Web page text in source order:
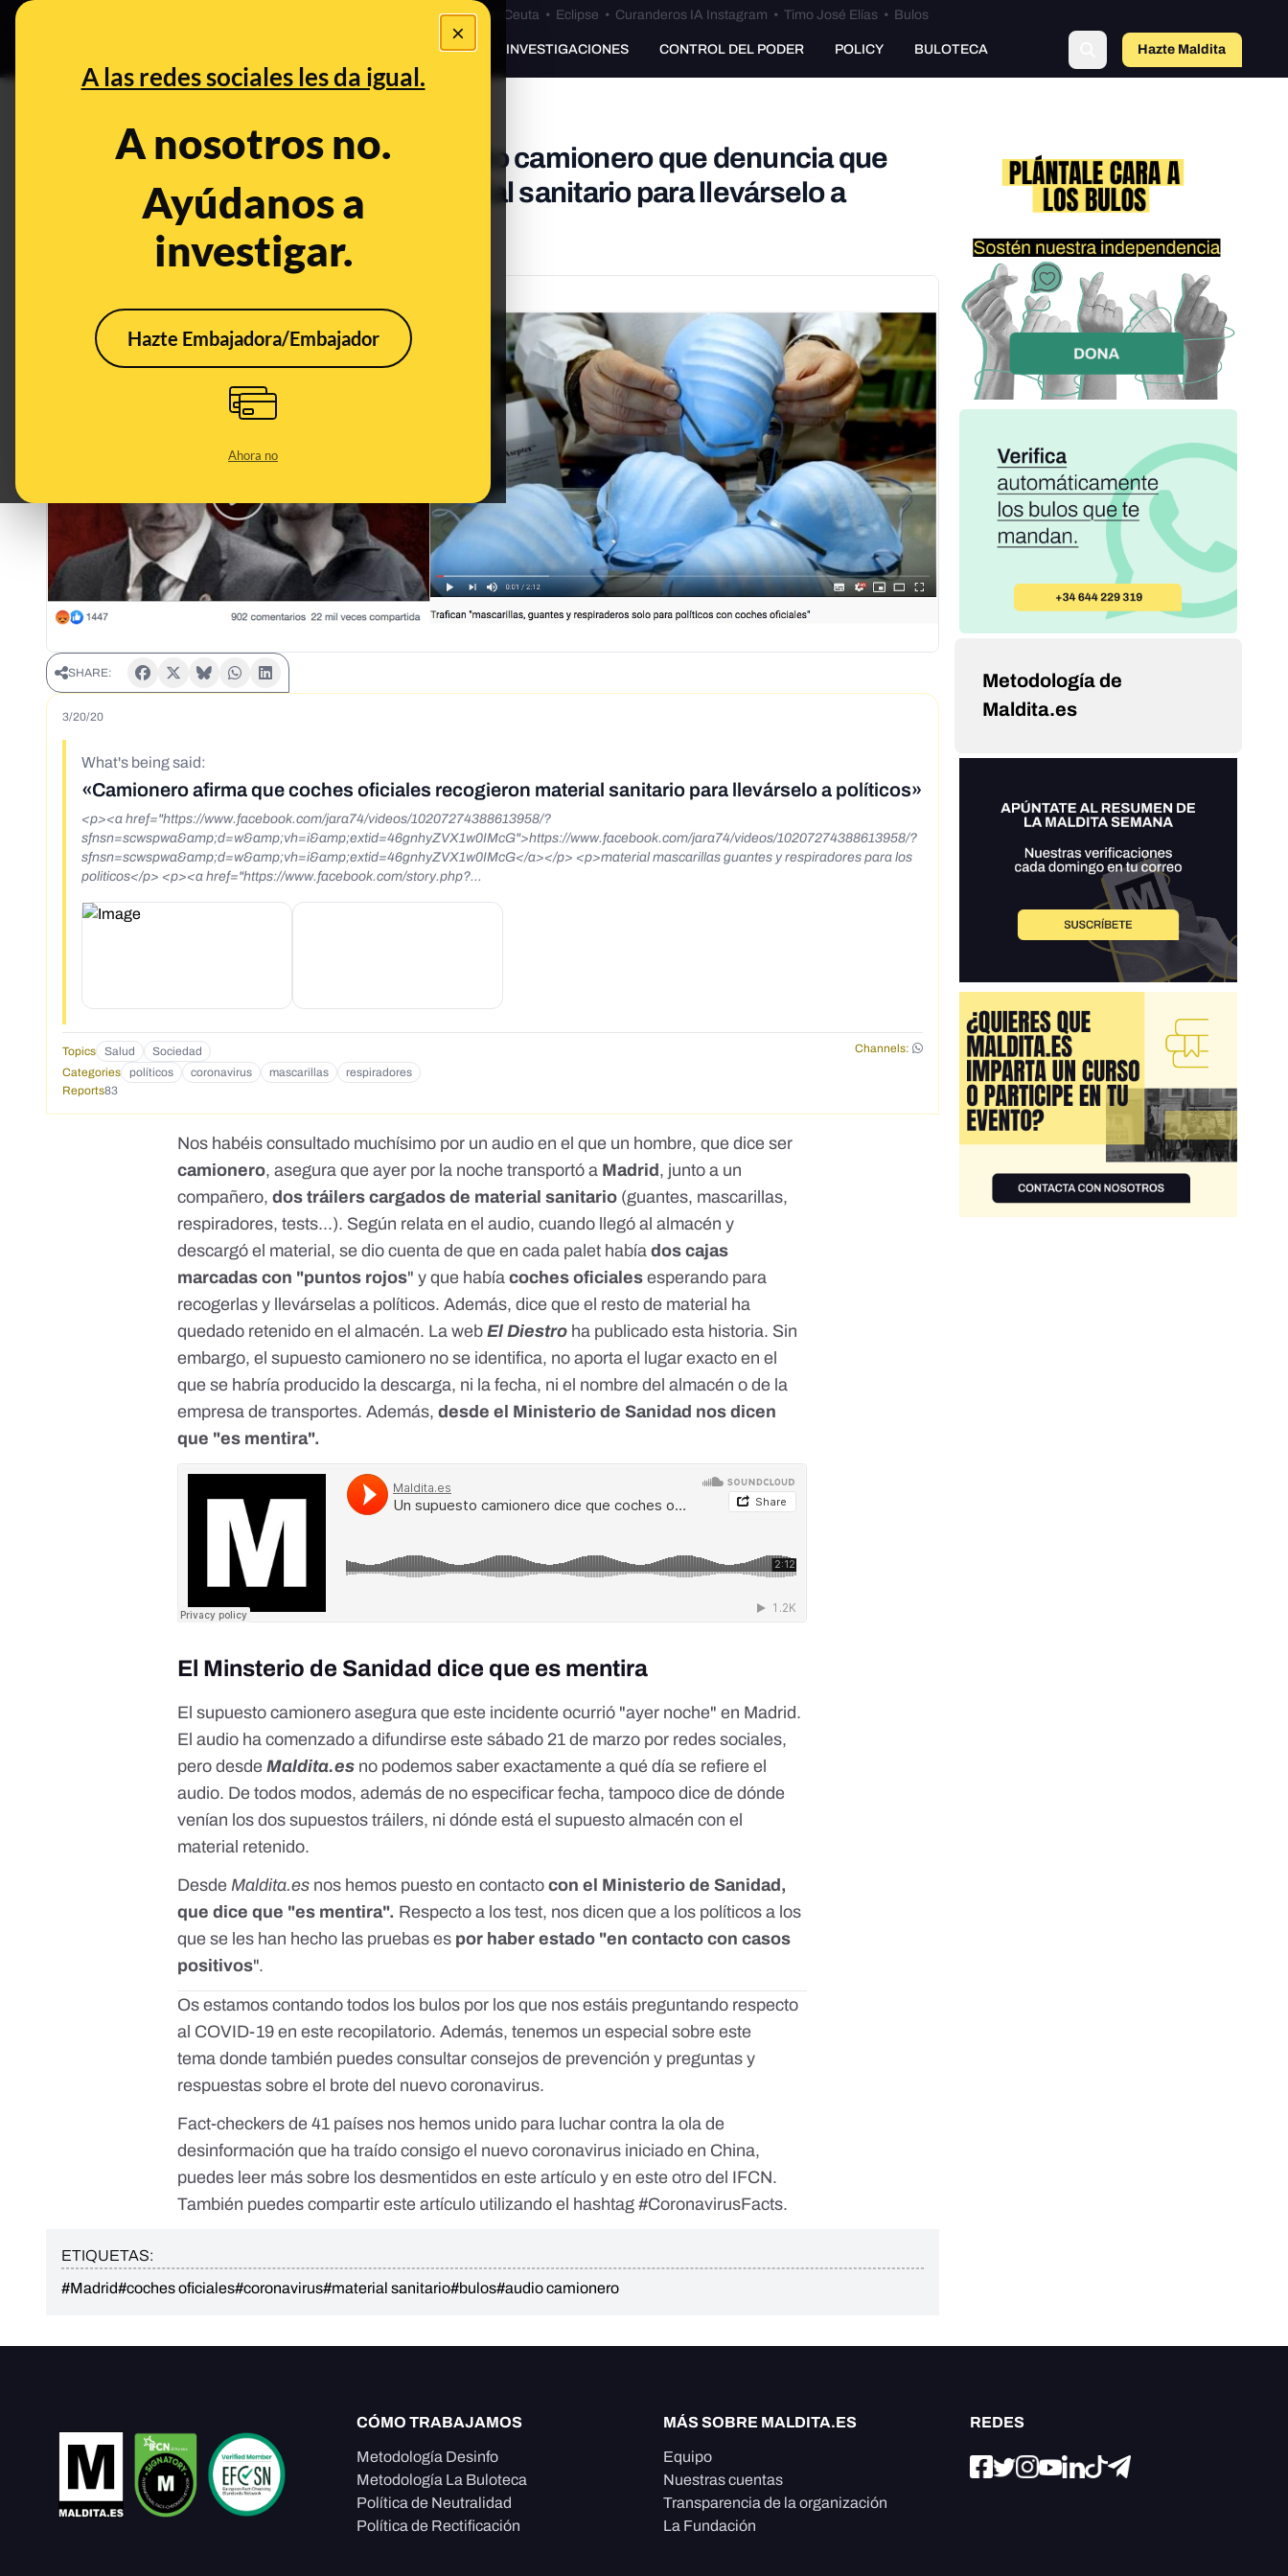
×
A las redes sociales les da igual.
A nosotros no.
Ayúdanos a
investigar.
Hazte Embajadora/Embajador
Ahora no
Especial Ceuta•Bulos Ceuta • Eclipse • Curanderos IA Instagram • Timo José Elías • Bulos
PREBUNKING INVESTIGACIONES CONTROL DEL PODER POLICY BULOTECA Hazte Maldita
El audio sin pruebas de un supuesto camionero que denuncia que
coches oficiales recogieron material sanitario para llevárselo a
políticos
Mar 24, 2020, 6:41:00 AM
SHARE:
3/20/20
What's being said:
«Camionero afirma que coches oficiales recogieron material sanitario para llevárselo a políticos»
<p><a href="https://www.facebook.com/jara74/videos/10207274388613958/?
sfnsn=scwspwa&amp;d=w&amp;vh=i&amp;extid=46gnhyZVX1w0IMcG">https://www.facebook.com/jara74/videos/10207274388613958/?
sfnsn=scwspwa&amp;d=w&amp;vh=i&amp;extid=46gnhyZVX1w0IMcG</a></p> <p>material mascarillas guantes y respiradores para los
politicos</p> <p><a href="https://www.facebook.com/story.php?
m/story.php?story_fbid=10207274389213973&amp;id=1711913523&amp;scmts=scwspsdd&amp;extid=c9T5s6jZuCgFnRXU</a></p>
900PxHgTfNZ2_R68">https://www.youtube.com/watch?v=Az0cYEYQjuo&amp;fbclid=IwAR2jLUkQk2ubRp-
KiS7MsbUgfRQCQPTCwytyKSd64Y-900PxHgTfNZ2_R68</a></p> <p>Se trata de un audio de whatsapp al que le han puesto
im&aacute;genes para subirlo a facebook, es un camionero que habla de que parte del material sanitario que tra&iacute;a a Madrid se
Topics Salud Sociedad
Channels:
Categories
políticos coronavirus mascarillas
respiradores
Reports83
Nos habéis consultado muchísimo por un audio en el que un hombre, que dice ser
camionero, asegura que ayer por la noche transportó a Madrid , junto a un
compañero,dos tráilers cargados de material sanitario (guantes, mascarillas,
respiradores, tests...). Según relata en el audio, cuando llegó al almacén y
descargó el material, se dio cuenta de que en cada palet habíados cajas
marcadas con "puntos rojos" y que habíacoches oficiales esperando para
recogerlas y llevárselas a políticos. Además, dice que el resto de material ha
quedado retenido en el almacén. La webEl Diestro ha publicado esta historia. Sin
embargo, el supuesto camionero no se identifica, no aporta el lugar exacto en el
que se habría producido la descarga, ni la fecha, ni el nombre del almacén o de la
empresa de transportes. Además,desde el Ministerio de Sanidad nos dicen
que "es mentira".
El Minsterio de Sanidad dice que es mentira
El supuesto camionero asegura que este incidente ocurrió "ayer noche" en Madrid.
El audio ha comenzado a difundirse este sábado 21 de marzo por redes sociales,
pero desdeMaldita.es no podemos saber exactamente a qué día se refiere el
audio. De todos modos, además de no especificar fecha, tampoco dice de dónde
venían los dos supuestos tráilers, ni dónde está el supuesto almacén con el
material retenido.
DesdeMaldita.es nos hemos puesto en contacto con el Ministerio de Sanidad,
que dice que "es mentira". Respecto a los test, nos dicen que a los políticos a los
que se les han hecho las pruebas es por haber estado "en contacto con casos
positivos".
Os estamos contando todos los bulos por los que nos estáis preguntando respecto
al COVID-19 eneste recopilatorio. Además, tenemos un especial sobre este
tema donde también puedes consultar consejos de prevención y preguntas y
respuestas sobre el brote del nuevo coronavirus.
Fact-checkers de 41 países nos hemos unido para luchar contra la ola de
desinformación que ha traído consigo el nuevo coronavirus iniciado en China,
puedes leer más sobre los desmentidos eneste artículo yen este otro del IFCN.
También puedes compartir este artículo utilizando el hashtag #CoronavirusFacts.
ETIQUETAS:
#Madrid#coches oficiales#coronavirus#material sanitario#bulos#audio camionero
Metodología de
Maldita.es
CÓMO TRABAJAMOS
Metodología Desinfo
Metodología La Buloteca
Política de Neutralidad
Política de Rectificación
MÁS SOBRE MALDITA.ES
Equipo
Nuestras cuentas
Transparencia de la organización
La Fundación
REDES